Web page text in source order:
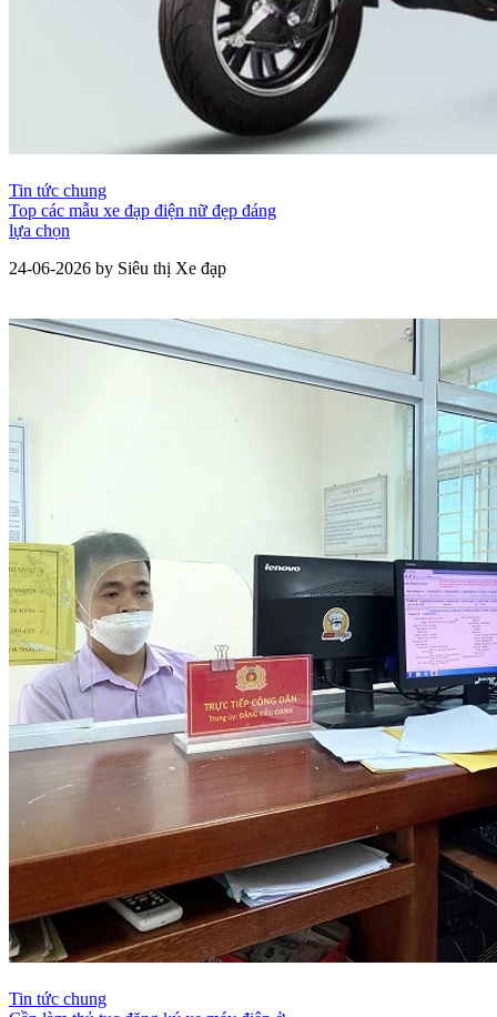
Tin tức chung
Top các mẫu xe đạp điện nữ đẹp đáng
lựa chọn
24-06-2026 by Siêu thị Xe đạp
Tin tức chung